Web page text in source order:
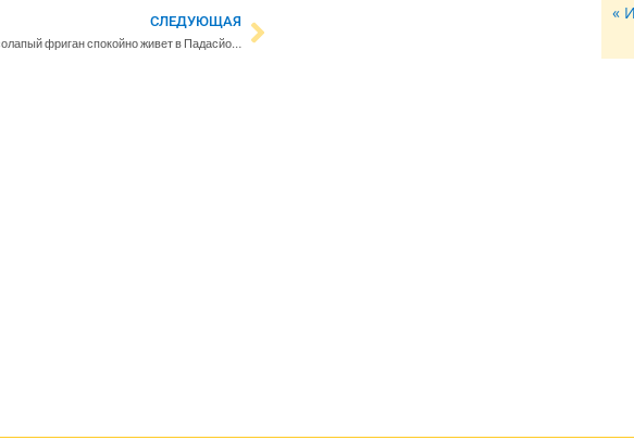
СЛЕДУЮЩАЯ
Косолапый фриган спокойно живет в Падасйоки, поскольку никому не мешает
«